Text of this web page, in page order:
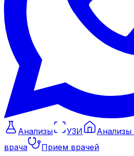
Анализы УЗИ
врача
Прием врачей